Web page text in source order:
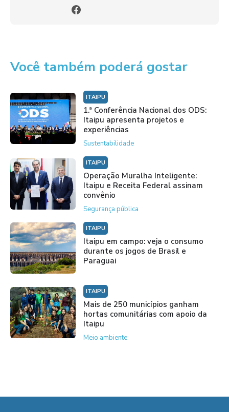
Você também poderá gostar
ITAIPU
1.ª Conferência Nacional dos ODS:
Itaipu apresenta projetos e
experiências
Sustentabilidade
ITAIPU
Operação Muralha Inteligente:
Itaipu e Receita Federal assinam
convênio
Segurança pública
ITAIPU
Itaipu em campo: veja o consumo
durante os jogos de Brasil e
Paraguai
ITAIPU
Mais de 250 municípios ganham
hortas comunitárias com apoio da
Itaipu
Meio ambiente